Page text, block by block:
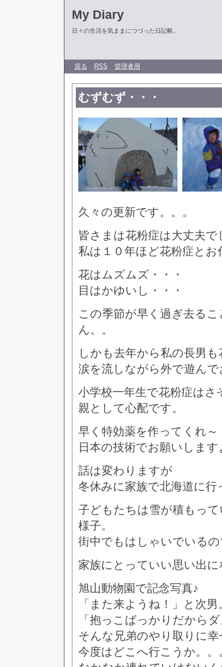
My Diary
日々の生活を気ままにつづった日記帳。
戻る RSS 管理者用
むずむず・・・
久々の更新です。。。
皆さまは花粉症は大丈夫
私は１０年ほど花粉症と
花はムズムズ・・・
目はかゆいし・・・
この季節が早く過ぎ去る
ん。。
しかも去年から私の長男も
涙を流しながら外で遊ん
小学校一年生で花粉症は
親として心配です。
早く特効薬を作ってくれ～
日本の技術でお願いします
話は変わりますが
冬休みに家族で北海道に
子どもたちは雪が積もっ
様子。
街中でもはしゃいでいる
家族にとっていい思い出
旭山動物園で記念写真♪
「また来ようね！」と次男
「抱っこばっかりだから
そんな兄弟のやり取りに
今度はどこへ行こうか。。